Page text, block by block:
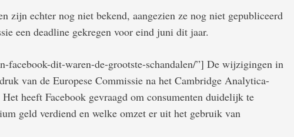
zijn echter nog niet bekend, aangezien ze nog niet gepubliceerd
een deadline gekregen voor eind juni dit jaar.
facebook-dit-waren-de-grootste-schandalen/”] De wijzigingen in
van de Europese Commissie na het Cambridge Analytica-
heeft Facebook gevraagd om consumenten duidelijk te
geld verdiend en welke omzet er uit het gebruik van